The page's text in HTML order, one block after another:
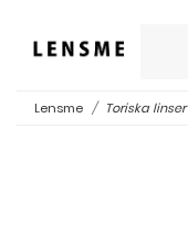
Lensme Toriska linser